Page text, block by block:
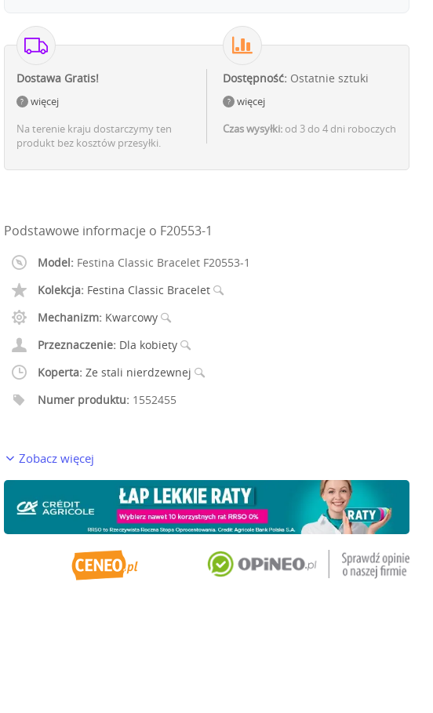
Dostawa Gratis!
więcej
Na terenie kraju dostarczymy ten
produkt bez kosztów przesyłki.
Dostępność: Ostatnie sztuki
więcej
Czas wysyłki: od 3 do 4 dni roboczych
Podstawowe informacje o F20553-1
Model: Festina Classic Bracelet F20553-1
Kolekcja: Festina Classic Bracelet
Mechanizm: Kwarcowy
Przeznaczenie: Dla kobiety
Koperta: Ze stali nierdzewnej
Numer produktu: 1552455
Zobacz więcej